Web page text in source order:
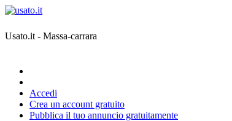
Usato.it - Massa-carrara
Accedi
Crea un account gratuito
Pubblica il tuo annuncio gratuitamente